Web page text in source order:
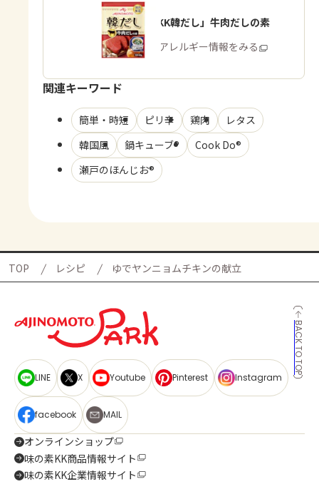
「味の素KK韓だし」牛肉だしの素
商品・アレルギー情報をみる
関連キーワード
簡単・時短 ピリ辛 鶏肉
レタス
韓国風
鍋キューブ®
Cook Do®
瀬戸のほんじお®
TOP レシピ ゆでヤンニョムチキンの献立
BACK TO TOP
LINE X Youtube Pinterest Instagram
facebook MAIL
オンラインショップ
味の素KK商品情報サイト
味の素KK企業情報サイト